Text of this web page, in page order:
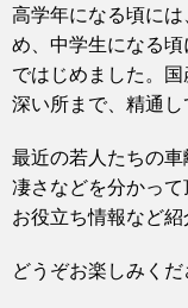
高学年になる頃に
め、中学生になる
ではじめました。
深い所まで、精通し
最近の若人たちの車
凄さなどを分かっ
お役立ち情報など紹
どうぞお楽しみくだ